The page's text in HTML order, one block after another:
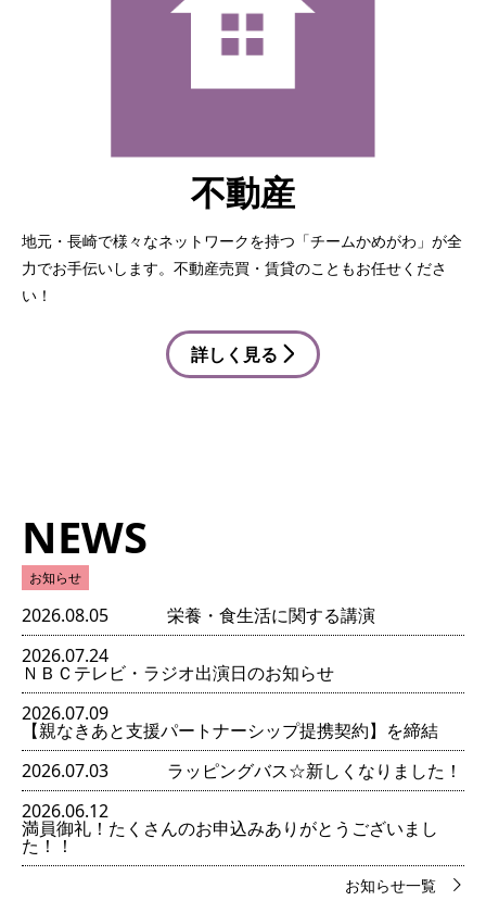
不動産
地元・長崎で様々なネットワークを持つ「チームかめがわ」が全
力でお手伝いします。不動産売買・賃貸のこともお任せくださ
い！
詳しく見る
NEWS
お知らせ
2026.08.05
栄養・食生活に関する講演
2026.07.24
ＮＢＣテレビ・ラジオ出演日のお知らせ
2026.07.09
【親なきあと支援パートナーシップ提携契約】を締結
2026.07.03
ラッピングバス☆新しくなりました！
2026.06.12
満員御礼！たくさんのお申込みありがとうございまし
た！！
お知らせ一覧